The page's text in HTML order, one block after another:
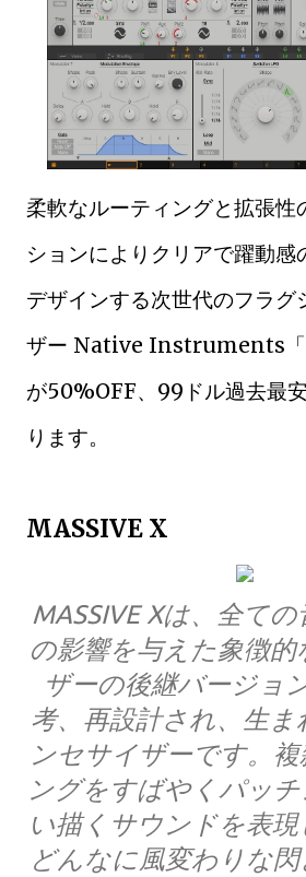
柔軟なルーティングと拡張性
ションによりクリアで躍動感
デザインする次世代のフラグ
ザー Native Instruments「
が50%OFF、99ドル過去最
ります。
MASSIVE X
MASSIVE Xは、全て
の影響を与えた象徴
ザーの後継バージョ
考、再設計され、生
ンセサイザーです。
ングをすばやくパッ
い描くサウンドを表現
どんなに風変わりな